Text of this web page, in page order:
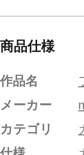
商品仕様
作品名
メーカー
カテゴリ